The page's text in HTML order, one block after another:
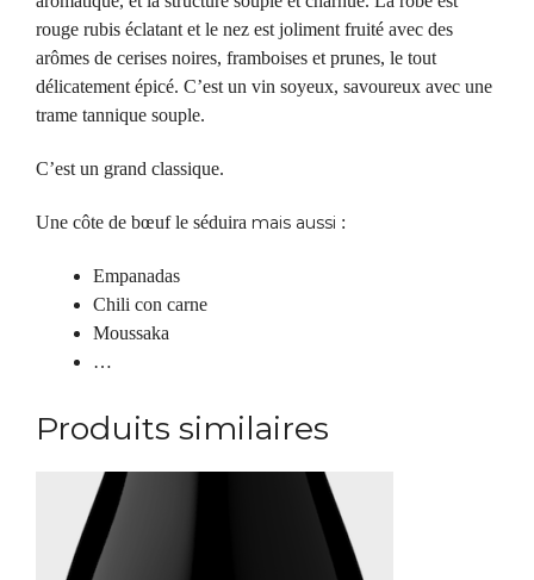
rouge rubis éclatant et le nez est joliment fruité avec des
arômes de cerises noires, framboises et prunes, le tout
délicatement épicé. C’est un vin soyeux, savoureux avec une
trame tannique souple.
C’est un grand classique.
Une côte de bœuf le séduira mais aussi :
Empanadas
Chili con carne
Moussaka
…
Produits similaires